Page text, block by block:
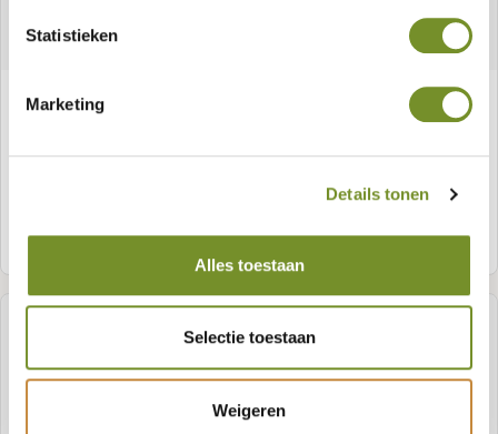
Statistieken
Marketing
Details tonen
Alles toestaan
Selectie toestaan
Weigeren
Dämmungsset
Artikelnummer: P013102
Meer informatie